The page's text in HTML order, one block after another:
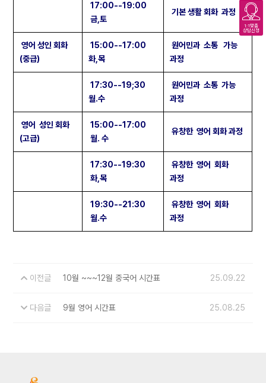
17:00--19:00
금,토
기본 생활 회화 과정
영어 성인 회화
(중급)
15:00--17:00
화,목
원어민과 소통 가능
과정
17:30--19;30
월.수
원어민과 소통 가능
과정
영어 성인 회화
(고급)
15:00--17:00
월. 수
유창한 영어 회화 과정
17:30--19:30
화,목
유창한 영어 회화
과정
19:30--21:30
월.수
유창한 영어 회화
과정
이전글 10월 ~~~12월 중국어 시간표 25.09.22
다음글 9월 영어 시간표 25.08.25
1:1맞춤
상담신청